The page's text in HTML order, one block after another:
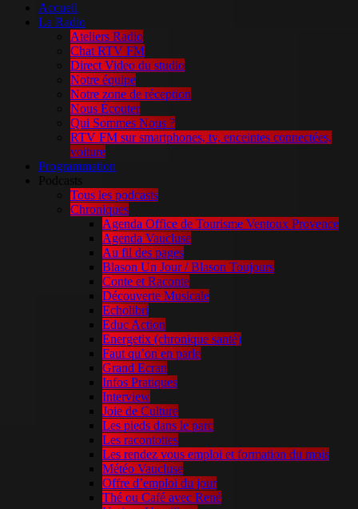
Accueil
La Radio
Ateliers Radio
Chat RTV FM
Direct Video du studio
Notre équipe
Notre zone de réception
Nous Écouter
Qui Sommes Nous ?
RTV FM sur smartphones, tv, enceintes connectées,
voiture
Programmation
Podcasts
Tous les podcasts
Chroniques
Agenda Office de Tourisme Ventoux Provence
Agenda Vaucluse
Au fil des pages
Blason Un Jour / Blason Toujours
Conte et Raconte
Découverte Musicale
Echolibri
Educ Action
Energetix (chronique santé)
Faut qu’on en parle
Grand Ecran
Infos Pratiques
Interview
Joie de Culture
Les pieds dans le parc
Les racontottes
Les rendez vous emploi et formation du mois
Météo Vaucluse
Offre d’emploi du jour
Thé ou Café avec René